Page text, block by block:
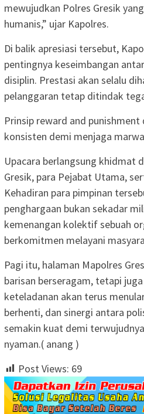
mewujudkan Polres Gresik
humanis,” ujar Kapolres.
Di balik apresiasi tersebut,
pentingnya keseimbangan
disiplin. Prestasi akan selalu
pelanggaran tetap ditindak
Prinsip reward and
konsisten demi menjaga
Upacara berlangsung khidmat
Gresik, para Pejabat Utama,
Kehadiran para pimpinan
penghargaan bukan sekadar
kemenangan kolektif sebuah
berkomitmen melayani
Pagi itu, halaman Mapolres
barisan berseragam, tetapi
keteladanan akan terus
berhenti, dan sinergi antara
semakin kuat demi
nyaman.( anang )
Post Views: 69